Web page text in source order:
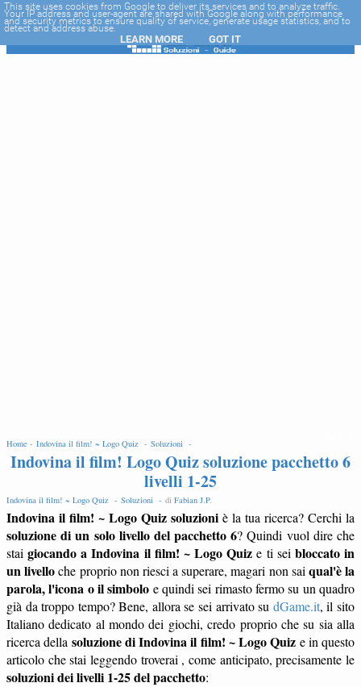
-->
Home - Indovina il film! ~ Logo Quiz - Soluzioni -
Indovina il film! Logo Quiz soluzione pacchetto 6
livelli 1-25
Indovina il film! ~ Logo Quiz - Soluzioni - di Fabian J.P.
Indovina il film! ~ Logo Quiz soluzioni è la tua ricerca? Cerchi la
soluzione di un solo livello del pacchetto 6? Quindi vuol dire che
staigiocando a Indovina il film! ~ Logo Quiz e ti sei bloccato in
un livelloche proprio non riesci a superare, magari non sai qual'è la
parola, l'icona o il simbolo e quindi sei rimasto fermo su un quadro
già da troppo tempo? Bene, allora se sei arrivato su dGame.it, il sito
Italiano dedicato al mondo dei giochi, credo proprio che su sia alla
ricerca della soluzione di Indovina il film! ~ Logo Quiz e in questo
articolo che stai leggendo troverai , come anticipato, precisamente le
soluzioni dei livelli 1-25 del pacchetto:
This site uses cookies from Google to deliver its services and to analyze traffic.
Your IP address and user-agent are shared with Google along with performance
and security metrics to ensure quality of service, generate usage statistics, and to
detect and address abuse.
LEARN MORE GOT IT